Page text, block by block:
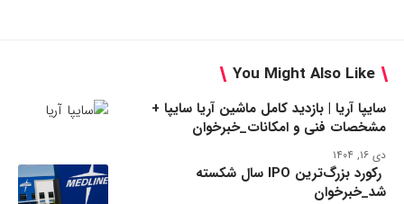
You Might Also Like
سایپا آریا | بازدید کامل ماشین آریا سایپا +
مشخصات فنی و امکانات_خبرخوان
دی ۱۶, ۱۴۰۴
رکورد بزرگ‌ترین IPO سال شکسته
شد_خبرخوان